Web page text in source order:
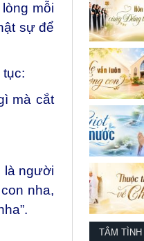
mỗi
sự để
mà cắt
là người
nha,
TÂM TÌNH